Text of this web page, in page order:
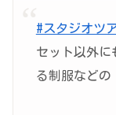
#スタジオツ
セット以外に
る制服などの